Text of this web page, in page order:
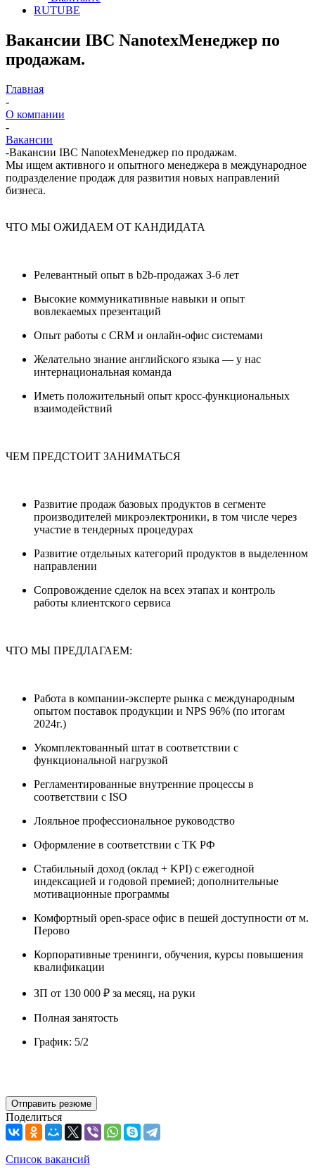
RUTUBE
Вакансии IBC NanotexМенеджер по
продажам.
Главная
-
О компании
-
Вакансии
-Вакансии IBC NanotexМенеджер по продажам.
Мы ищем активного и опытного менеджера в международное
подразделение продаж для развития новых направлений
бизнеса.
ЧТО МЫ ОЖИДАЕМ ОТ КАНДИДАТА
Релевантный опыт в b2b-продажах 3-6 лет
Высокие коммуникативные навыки и опыт
вовлекаемых презентаций
Опыт работы с CRM и онлайн-офис системами
Желательно знание английского языка — у нас
интернациональная команда
Иметь положительный опыт кросс-функциональных
взаимодействий
ЧЕМ ПРЕДСТОИТ ЗАНИМАТЬСЯ
Развитие продаж базовых продуктов в сегменте
производителей микроэлектроники, в том числе через
участие в тендерных процедурах
Развитие отдельных категорий продуктов в выделенном
направлении
Сопровождение сделок на всех этапах и контроль
работы клиентского сервиса
ЧТО МЫ ПРЕДЛАГАЕМ:
Работа в компании-эксперте рынка с международным
опытом поставок продукции и NPS 96% (по итогам
2024г.)
Укомплектованный штат в соответствии с
функциональной нагрузкой
Регламентированные внутренние процессы в
соответствии с ISO
Лояльное профессиональное руководство
Оформление в соответствии с ТК РФ
Стабильный доход (оклад + KPI) с ежегодной
индексацией и годовой премией; дополнительные
мотивационные программы
Комфортный open-space офис в пешей доступности от м.
Перово
Корпоративные тренинги, обучения, курсы повышения
квалификации
ЗП от 130 000 ₽ за месяц, на руки
Полная занятость
График: 5/2
Отправить резюме
Поделиться
Список вакансий